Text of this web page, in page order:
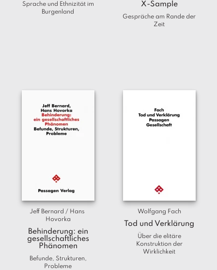
Sprache und Ethnizität im
Burgenland
X-Sample
Gespräche am Rande der
Zeit
Jeff Bernard / Hans
Hovorka
Behinderung: ein
gesellschaftliches
Phänomen
Befunde, Strukturen,
Probleme
Wolfgang Fach
Tod und Verklärung
Über die elitäre
Konstruktion der
Wirklichkeit